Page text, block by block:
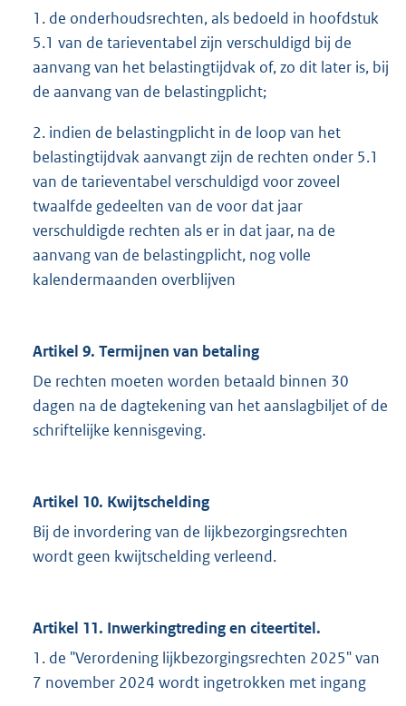
1. de onderhoudsrechten, als bedoeld in hoofdstuk
5.1 van de tarieventabel zijn verschuldigd bij de
aanvang van het belastingtijdvak of, zo dit later is, bij
de aanvang van de belastingplicht;
2. indien de belastingplicht in de loop van het
belastingtijdvak aanvangt zijn de rechten onder 5.1
van de tarieventabel verschuldigd voor zoveel
twaalfde gedeelten van de voor dat jaar
verschuldigde rechten als er in dat jaar, na de
aanvang van de belastingplicht, nog volle
kalendermaanden overblijven
Artikel 9. Termijnen van betaling
De rechten moeten worden betaald binnen 30
dagen na de dagtekening van het aanslagbiljet of de
schriftelijke kennisgeving.
Artikel 10. Kwijtschelding
Bij de invordering van de lijkbezorgingsrechten
wordt geen kwijtschelding verleend.
Artikel 11. Inwerkingtreding en citeertitel.
1. de "Verordening lijkbezorgingsrechten 2025" van
7 november 2024 wordt ingetrokken met ingang